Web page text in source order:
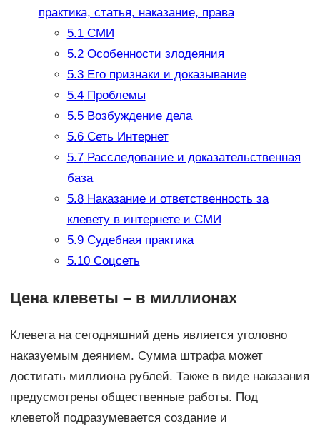
практика, статья, наказание, права
5.1СМИ
5.2Особенности злодеяния
5.3Его признаки и доказывание
5.4Проблемы
5.5Возбуждение дела
5.6Сеть Интернет
5.7Расследование и доказательственная
база
5.8Наказание и ответственность за
клевету в интернете и СМИ
5.9Судебная практика
5.10Соцсеть
Цена клеветы – в миллионах
Клевета на сегодняшний день является уголовно
наказуемым деянием. Сумма штрафа может
достигать миллиона рублей. Также в виде наказания
предусмотрены общественные работы. Под
клеветой подразумевается создание и